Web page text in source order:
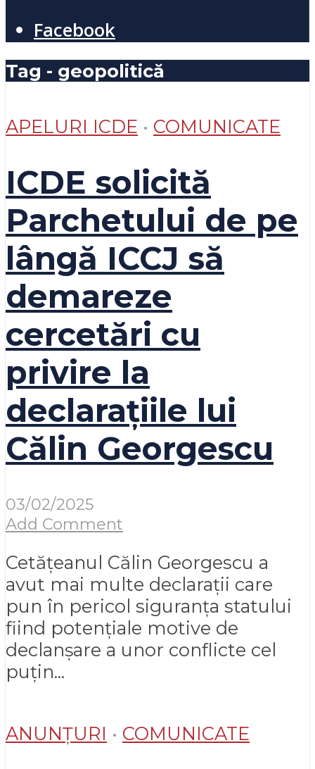
Facebook
Tag - geopolitică
APELURI ICDE • COMUNICATE
ICDE solicită
Parchetului de pe
lângă ICCJ să
demareze
cercetări cu
privire la
declarațiile lui
Călin Georgescu
03/02/2025
Add Comment
Cetățeanul Călin Georgescu a
avut mai multe declarații care
pun în pericol siguranța statului
fiind potențiale motive de
declanșare a unor conflicte cel
puțin...
ANUNȚURI • COMUNICATE